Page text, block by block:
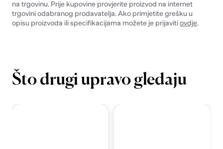
na trgovinu. Prije kupovine provjerite proizvod na internet
trgovini odabranog prodavatelja. Ako primjetite grešku u
opisu proizvoda ili specifikacijama možete je prijavitiovdje.
Što drugi upravo gledaju